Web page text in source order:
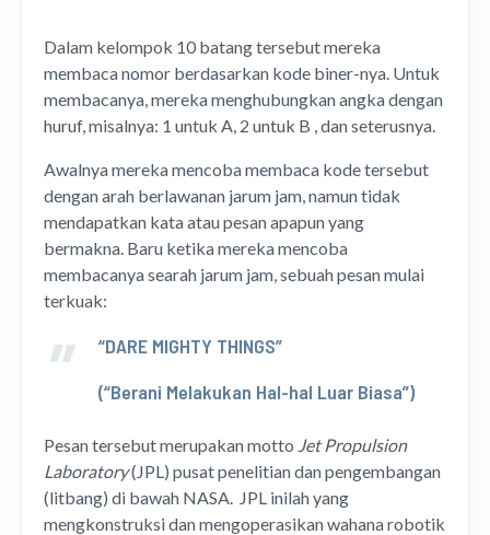
Dalam kelompok 10 batang tersebut mereka
membaca nomor berdasarkan kode biner-nya. Untuk
membacanya, mereka menghubungkan angka dengan
huruf, misalnya: 1 untuk A, 2 untuk B , dan seterusnya.
Awalnya mereka mencoba membaca kode tersebut
dengan arah berlawanan jarum jam, namun tidak
mendapatkan kata atau pesan apapun yang
bermakna. Baru ketika mereka mencoba
membacanya searah jarum jam, sebuah pesan mulai
terkuak:
“DARE MIGHTY THINGS”
(“Berani Melakukan Hal-hal Luar Biasa”)
Pesan tersebut merupakan motto Jet Propulsion
Laboratory(JPL) pusat penelitian dan pengembangan
(litbang) di bawah NASA. JPL inilah yang
mengkonstruksi dan mengoperasikan wahana robotik